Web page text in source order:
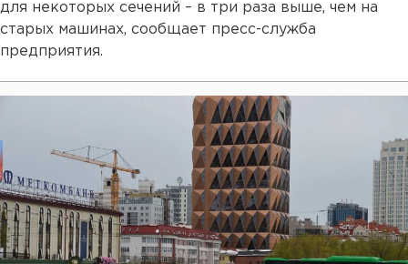
для некоторых сечений – в три раза выше, чем на
старых машинах, сообщает пресс-служба
предприятия.